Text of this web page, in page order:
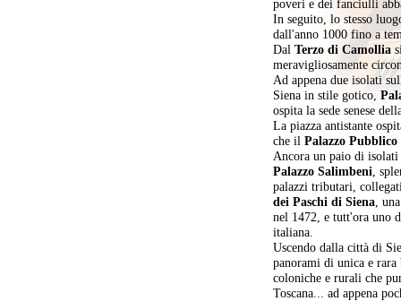
poveri e dei fanciulli
In seguito, lo stesso
dall'anno 1000 fino a
Dal Terzo di Camollia
meravigliosamente
Ad appena due isolati
Siena in stile gotico,
ospita la sede senese
La piazza antistante
che il Palazzo Pubblico
Ancora un paio di
Palazzo Salimbeni ,
palazzi tributari,
dei Paschi di Siena ,
nel 1472, e tutt'ora uno
italiana.
Uscendo dalla città di
panorami di unica e
coloniche e rurali che
Toscana... ad appena